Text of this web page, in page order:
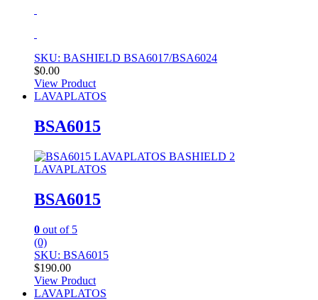
SKU: BASHIELD BSA6017/BSA6024
$0.00
View Product
LAVAPLATOS
BSA6015
LAVAPLATOS
BSA6015
0 out of 5
(0)
SKU: BSA6015
$190.00
View Product
LAVAPLATOS